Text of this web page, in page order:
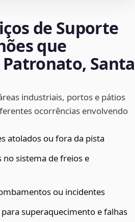
de Suporte
que
Santa
industriais, portos e pátios
ocorrências envolvendo
atolados ou fora da pista
sistema de freios e
ou incidentes
superaquecimento e falhas